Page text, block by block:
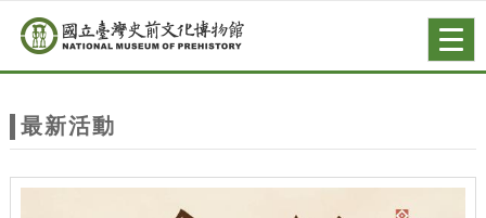
站
主
跳到主要內容
網站導覽
最新活動